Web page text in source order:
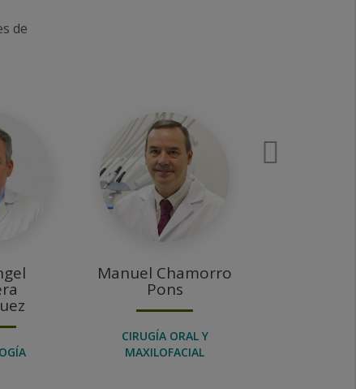
de
Manuel Chamorro
Pons
CIRUGÍA ORAL Y
MAXILOFACIAL